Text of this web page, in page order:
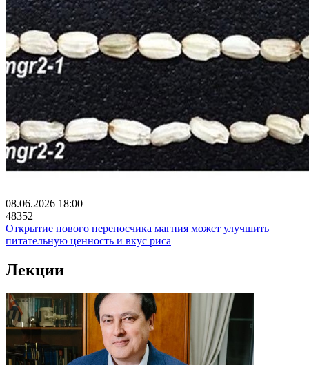
08.06.2026 18:00
48352
Открытие нового переносчика магния может улучшить
питательную ценность и вкус риса
Лекции